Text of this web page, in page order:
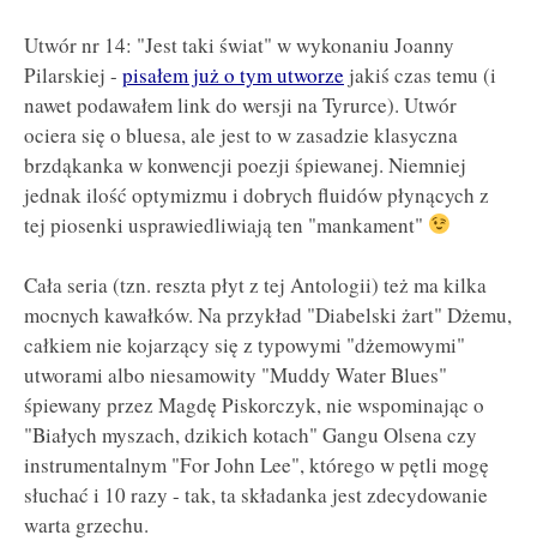
Utwór nr 14: "Jest taki świat" w wykonaniu Joanny
Pilarskiej - pisałem już o tym utworze jakiś czas temu (i
nawet podawałem link do wersji na Tyrurce). Utwór
ociera się o bluesa, ale jest to w zasadzie klasyczna
brzdąkanka w konwencji poezji śpiewanej. Niemniej
jednak ilość optymizmu i dobrych fluidów płynących z
tej piosenki usprawiedliwiają ten "mankament"
Cała seria (tzn. reszta płyt z tej Antologii) też ma kilka
mocnych kawałków. Na przykład "Diabelski żart" Dżemu,
całkiem nie kojarzący się z typowymi "dżemowymi"
utworami albo niesamowity "Muddy Water Blues"
śpiewany przez Magdę Piskorczyk, nie wspominając o
"Białych myszach, dzikich kotach" Gangu Olsena czy
instrumentalnym "For John Lee", którego w pętli mogę
słuchać i 10 razy - tak, ta składanka jest zdecydowanie
warta grzechu.